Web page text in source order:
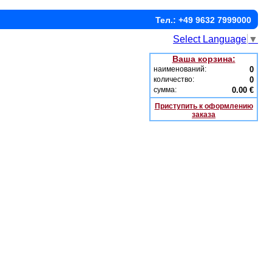
Тел.: +49 9632 7999000
Select Language ▼
Ваша корзина:
наименований: 0
количество: 0
сумма: 0.00 €
Приступить к оформлению
заказа